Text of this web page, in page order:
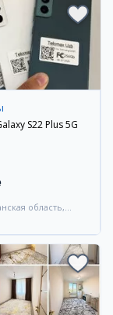
S22 Plus 5G
область,